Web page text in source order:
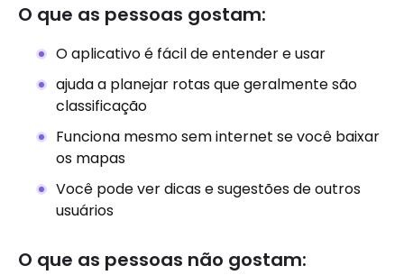
O que as pessoas gostam:
O aplicativo é fácil de entender e usar
ajuda a planejar rotas que geralmente são
classificação
Funciona mesmo sem internet se você baixar
os mapas
Você pode ver dicas e sugestões de outros
usuários
O que as pessoas não gostam: